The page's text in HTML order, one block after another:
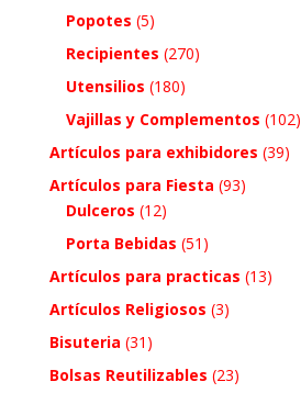
Popotes (5)
Recipientes (270)
Utensilios (180)
Vajillas y Complementos (102)
Artículos para exhibidores (39)
Artículos para Fiesta (93)
Dulceros (12)
Porta Bebidas (51)
Artículos para practicas (13)
Artículos Religiosos (3)
Bisuteria (31)
Bolsas Reutilizables (23)